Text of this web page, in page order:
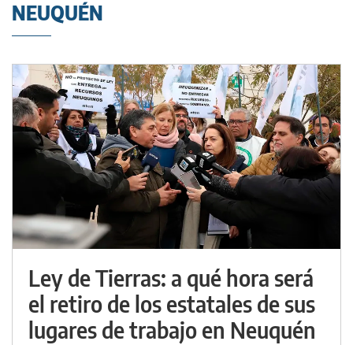
NEUQUÉN
Ley de Tierras: a qué hora será
el retiro de los estatales de sus
lugares de trabajo en Neuquén